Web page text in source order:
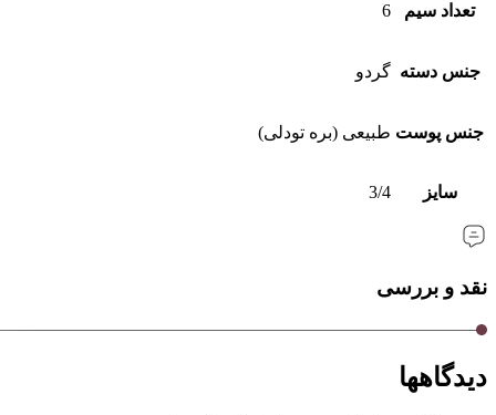
تعداد سیم 6
جنس دسته گردو
جنس پوست طبیعی (بره تودلی)
سایز 3/4
نقد و بررسی
دیدگاهها